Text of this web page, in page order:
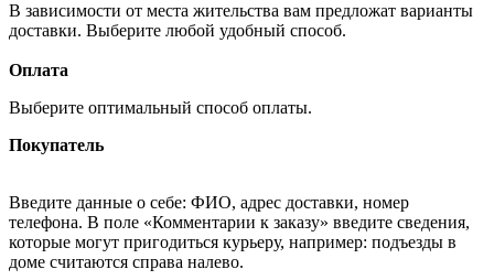
В зависимости от места жительства вам предложат варианты
доставки. Выберите любой удобный способ.
Оплата
Выберите оптимальный способ оплаты.
Покупатель
Введите данные о себе: ФИО, адрес доставки, номер
телефона. В поле «Комментарии к заказу» введите сведения,
которые могут пригодиться курьеру, например: подъезды в
доме считаются справа налево.